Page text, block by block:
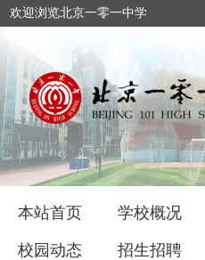
欢迎浏览北京一零一中学
本站首页 学校概况
校园动态 招生招聘